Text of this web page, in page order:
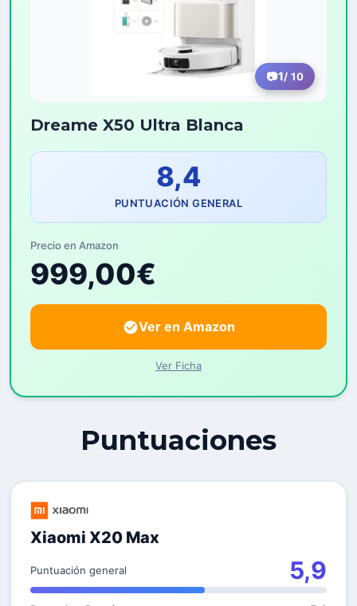
1/ 10
Dreame X50 Ultra Blanca
8,4
PUNTUACIÓN GENERAL
Precio en Amazon
999,00€
Ver en Amazon
Ver Ficha
Puntuaciones
Xiaomi X20 Max
Puntuación general 5,9